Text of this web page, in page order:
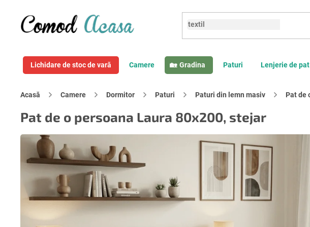
conținut
Lichidare de stoc de vară Camere Gradina Paturi Lenjerie de pat
Acasă Camere Dormitor Paturi Paturi din lemn masiv
Pat de o persoana Laura 80x200, stejar